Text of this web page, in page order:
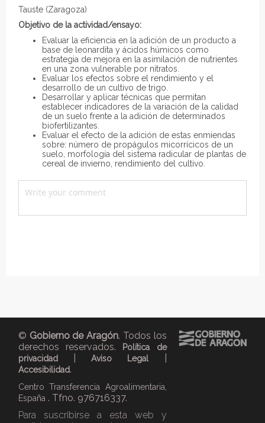
Tauste (Zaragoza)
Objetivo de la actividad/ensayo:
Evaluar la eficiencia en la adición de un producto a
base de leonardita y ácidos húmicos como
estrategia de mejora en la asimilación de nutrientes
en una zona vulnerable por nitratos.
Evaluar los efectos sobre el rendimiento y el
desarrollo de un cultivo de trigo.
Desarrollar y aplicar técnicas que permitan
establecer indicadores de la variación de la calidad
de un suelo frente a la adición de determinados
biofertilizantes.
Evaluar el efecto de la adición de estas enmiendas
sobre: número de propágulos micorrícicos de un
suelo, morfología del sistema radicular de plantas de
cereal de invierno, rendimiento del cultivo.
© Gobierno de Aragón. Todos los
derechos reservados.
Política de
privacidad |Aviso Legal|
Accesibilidad.
Centro Transferencia Agroalimentaria,
España . Tfno. 976716337.
Para suscribirse a esta web y